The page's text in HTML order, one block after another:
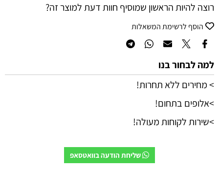
רוצה להיות הראשון שמוסיף חוות דעת למוצר זה?
הוסף לרשימת המשאלות
למה לבחור בנו
> מחירים ללא תחרות!
>אלופים בתחום!
>שירות לקוחות מעולה!
שליחת הודעה בוואטסאפ